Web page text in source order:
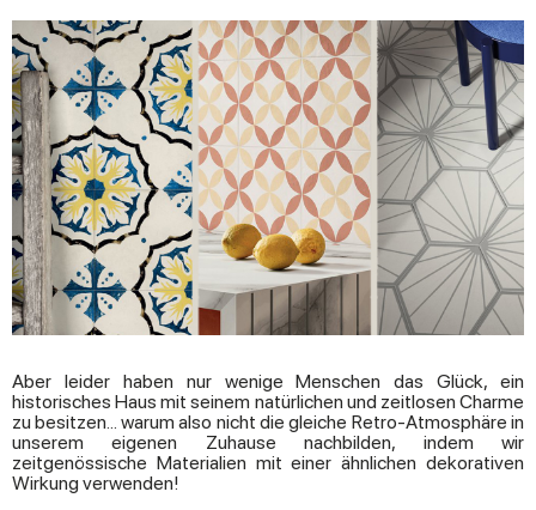
Aber leider haben nur wenige Menschen das Glück, ein
historisches Haus mit seinem natürlichen und zeitlosen Charme
zu besitzen... warum also nicht die gleiche Retro-Atmosphäre in
unserem eigenen Zuhause nachbilden, indem wir
zeitgenössische Materialien mit einer ähnlichen dekorativen
Wirkung verwenden!